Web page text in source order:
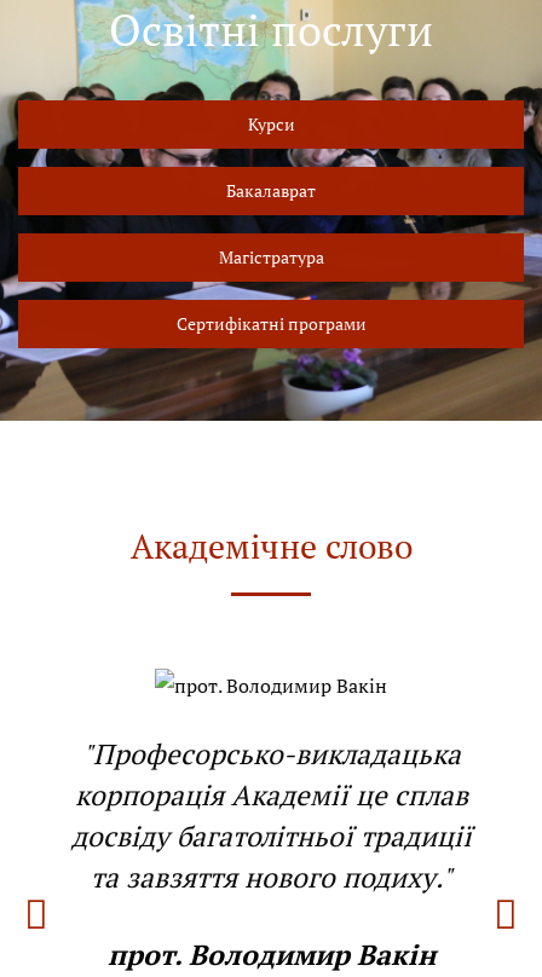
Освітні послуги
Курси
Бакалаврат
Магістратура
Сертифікатні програми
Академічне слово
"Професорсько-викладацька
корпорація Академії це сплав
досвіду багатолітньої традиції
та завзяття нового подиху."
прот. Володимир Вакін